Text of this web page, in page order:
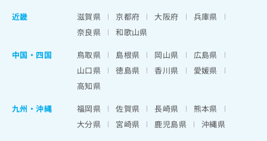
近畿
滋賀県 京都府 大阪府
兵庫県
奈良県
和歌山県
中国・四国
鳥取県 島根県 岡山県
広島県
山口県
徳島県 香川県
愛媛県
高知県
九州・沖縄
福岡県 佐賀県 長崎県
熊本県
大分県
宮崎県 鹿児島県 沖縄県